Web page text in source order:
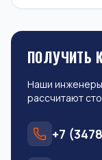
ПОЛУЧИТЬ
Наши
рассчитают
+7